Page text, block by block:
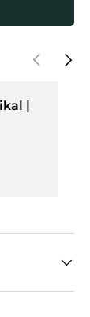
Vorherige
|